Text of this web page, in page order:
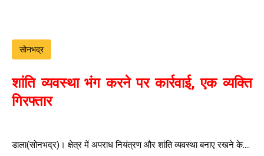
सोनभद्र
शांति व्यवस्था भंग करने पर कार्रवाई, एक व्यक्ति
गिरफ्तार
डाला(सोनभद्र)। क्षेत्र में अपराध नियंत्रण और शांति व्यवस्था बनाए रखने के....